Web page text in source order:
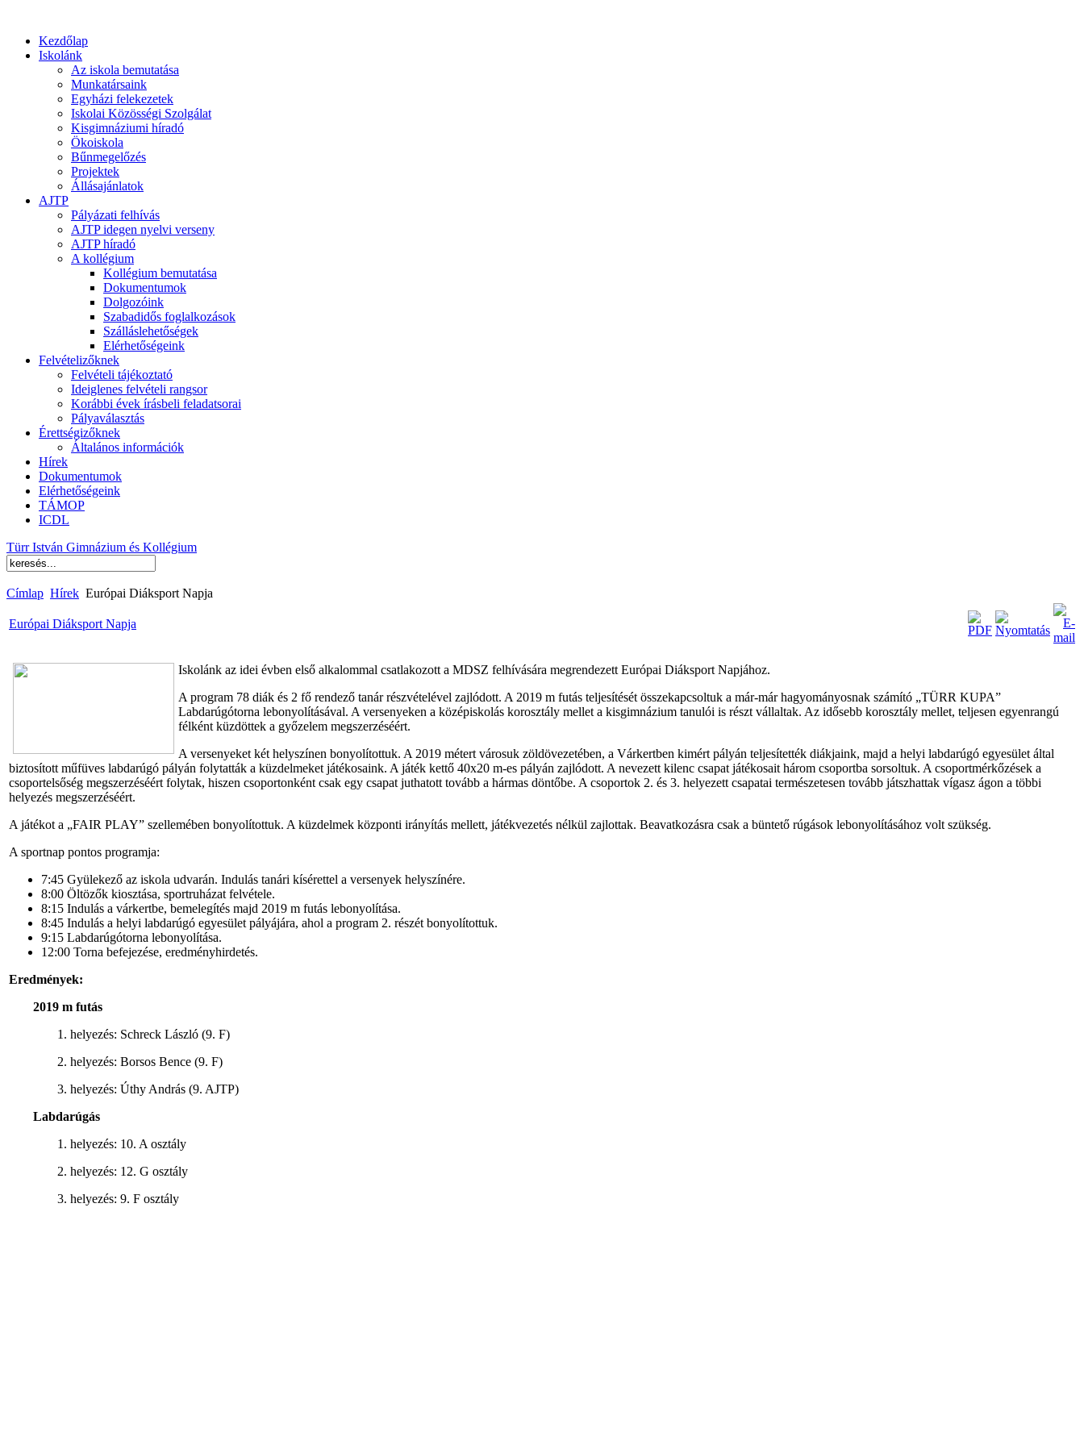
Kezdőlap
Iskolánk
Az iskola bemutatása
Munkatársaink
Egyházi felekezetek
Iskolai Közösségi Szolgálat
Kisgimnáziumi híradó
Ökoiskola
Bűnmegelőzés
Projektek
Állásajánlatok
AJTP
Pályázati felhívás
AJTP idegen nyelvi verseny
AJTP híradó
A kollégium
Kollégium bemutatása
Dokumentumok
Dolgozóink
Szabadidős foglalkozások
Szálláslehetőségek
Elérhetőségeink
Felvételizőknek
Felvételi tájékoztató
Ideiglenes felvételi rangsor
Korábbi évek írásbeli feladatsorai
Pályaválasztás
Érettségizőknek
Általános információk
Hírek
Dokumentumok
Elérhetőségeink
TÁMOP
ICDL
Türr István Gimnázium és Kollégium
Címlap Hírek Európai Diáksport Napja
Európai Diáksport Napja
Iskolánk az idei évben első alkalommal csatlakozott a MDSZ felhívására megrendezett Európai Diáksport Napjához.
A program 78 diák és 2 fő rendező tanár részvételével zajlódott. A 2019 m futás teljesítését összekapcsoltuk a már-már hagyományosnak számító „TÜRR KUPA”
Labdarúgótorna lebonyolításával. A versenyeken a középiskolás korosztály mellet a kisgimnázium tanulói is részt vállaltak. Az idősebb korosztály mellet, teljesen egyenrangú
félként küzdöttek a győzelem megszerzéséért.
A versenyeket két helyszínen bonyolítottuk. A 2019 métert városuk zöldövezetében, a Várkertben kimért pályán teljesítették diákjaink, majd a helyi labdarúgó egyesület által
biztosított műfüves labdarúgó pályán folytatták a küzdelmeket játékosaink. A játék kettő 40x20 m-es pályán zajlódott. A nevezett kilenc csapat játékosait három csoportba sorsoltuk. A csoportmérkőzések a
csoportelsőség megszerzéséért folytak, hiszen csoportonként csak egy csapat juthatott tovább a hármas döntőbe. A csoportok 2. és 3. helyezett csapatai természetesen tovább játszhattak vígasz ágon a többi
helyezés megszerzéséért.
A játékot a „FAIR PLAY” szellemében bonyolítottuk. A küzdelmek központi irányítás mellett, játékvezetés nélkül zajlottak. Beavatkozásra csak a büntető rúgások lebonyolításához volt szükség.
A sportnap pontos programja:
7:45 Gyülekező az iskola udvarán. Indulás tanári kísérettel a versenyek helyszínére.
8:00 Öltözők kiosztása, sportruházat felvétele.
8:15 Indulás a várkertbe, bemelegítés majd 2019 m futás lebonyolítása.
8:45 Indulás a helyi labdarúgó egyesület pályájára, ahol a program 2. részét bonyolítottuk.
9:15 Labdarúgótorna lebonyolítása.
12:00 Torna befejezése, eredményhirdetés.
Eredmények:
2019 m futás
1. helyezés: Schreck László (9. F)
2. helyezés: Borsos Bence (9. F)
3. helyezés: Úthy András (9. AJTP)
Labdarúgás
1. helyezés: 10. A osztály
2. helyezés: 12. G osztály
3. helyezés: 9. F osztály